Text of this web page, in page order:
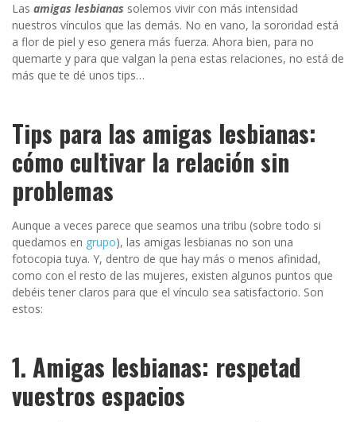
Las amigas lesbianas solemos vivir con más intensidad
nuestros vínculos que las demás. No en vano, la sororidad está
a flor de piel y eso genera más fuerza. Ahora bien, para no
quemarte y para que valgan la pena estas relaciones, no está de
más que te dé unos tips…
Tips para las amigas lesbianas:
cómo cultivar la relación sin
problemas
Aunque a veces parece que seamos una tribu (sobre todo si
quedamos en grupo), las amigas lesbianas no son una
fotocopia tuya. Y, dentro de que hay más o menos afinidad,
como con el resto de las mujeres, existen algunos puntos que
debéis tener claros para que el vínculo sea satisfactorio. Son
estos:
1. Amigas lesbianas: respetad
vuestros espacios